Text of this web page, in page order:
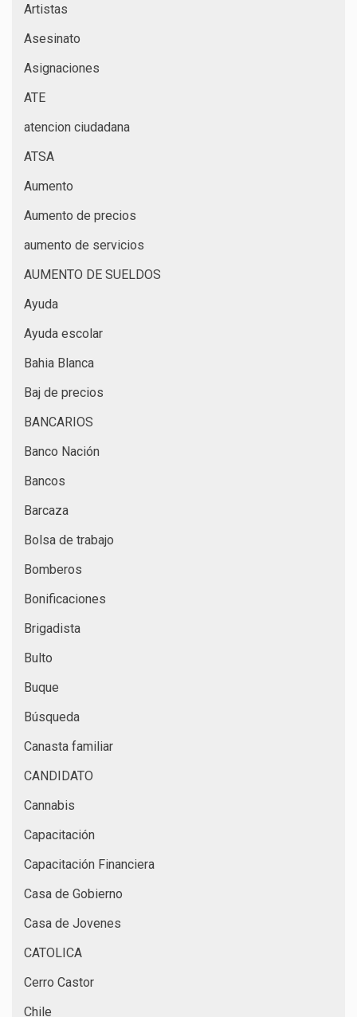
Artistas
Asesinato
Asignaciones
ATE
atencion ciudadana
ATSA
Aumento
Aumento de precios
aumento de servicios
AUMENTO DE SUELDOS
Ayuda
Ayuda escolar
Bahia Blanca
Baj de precios
BANCARIOS
Banco Nación
Bancos
Barcaza
Bolsa de trabajo
Bomberos
Bonificaciones
Brigadista
Bulto
Buque
Búsqueda
Canasta familiar
CANDIDATO
Cannabis
Capacitación
Capacitación Financiera
Casa de Gobierno
Casa de Jovenes
CATOLICA
Cerro Castor
Chile